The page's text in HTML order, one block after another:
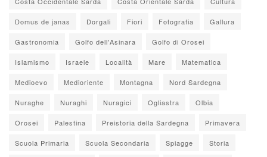
Domus de janas Dorgali Fiori Fotografia Gallura
Gastronomia Golfo dell'Asinara Golfo di Orosei
Islamismo Israele Località Mare Matematica
Medioevo Medioriente Montagna Nord Sardegna
Nuraghe Nuraghi Nuragici Ogliastra Olbia
Orosei Palestina Preistoria della Sardegna Primavera
Scuola Primaria Scuola Secondaria Spiagge Storia